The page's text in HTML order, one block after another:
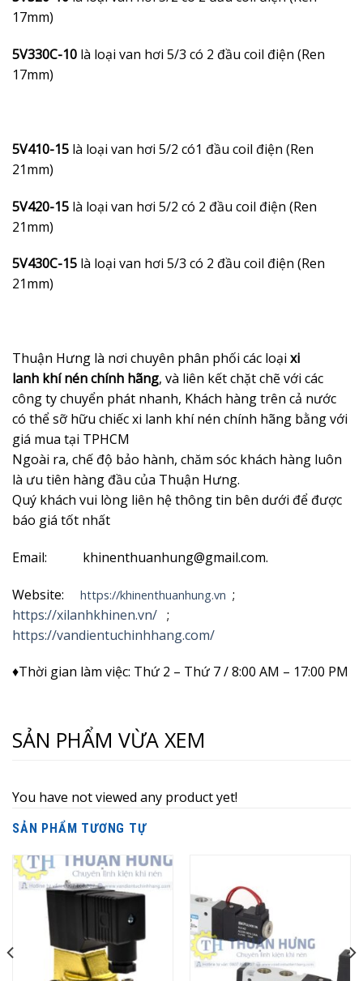
17mm)
5V330C-10 là loại van hơi 5/3 có 2 đầu coil điện (Ren
17mm)
5V410-15 là loại van hơi 5/2 có1 đầu coil điện (Ren
21mm)
5V420-15 là loại van hơi 5/2 có 2 đầu coil điện (Ren
21mm)
5V430C-15 là loại van hơi 5/3 có 2 đầu coil điện (Ren
21mm)
Thuận Hưng là nơi chuyên phân phối các loại xi
lanh khí nén chính hãng, và liên kết chặt chẽ với các
công ty chuyển phát nhanh, Khách hàng trên cả nước
có thể sỡ hữu chiếc xi lanh khí nén chính hãng bằng với
giá mua tại TPHCM
Ngoài ra, chế độ bảo hành, chăm sóc khách hàng luôn
là ưu tiên hàng đầu của Thuận Hưng.
Quý khách vui lòng liên hệ thông tin bên dưới để được
báo giá tốt nhất
Email: khinenthuanhung@gmail.com.
Website: https://khinenthuanhung.vn ;
https://xilanhkhinen.vn/ ;
https://vandientuchinhhang.com/
♦Thời gian làm việc: Thứ 2 – Thứ 7 / 8:00 AM – 17:00 PM
SẢN PHẨM VỪA XEM
You have not viewed any product yet!
SẢN PHẨM TƯƠNG TỰ